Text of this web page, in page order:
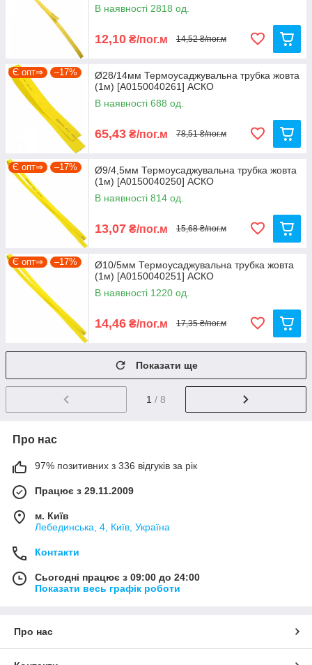
В наявності 2818 од.
12,10 ₴/пог.м 14,52 ₴/пог.м
Є опт⇒ –17%
Ø28/14мм Термоусаджувальна трубка жовта
(1м) [A0150040261] АСКО
В наявності 688 од.
65,43 ₴/пог.м 78,51 ₴/пог.м
Є опт⇒ –17%
Ø9/4,5мм Термоусаджувальна трубка жовта
(1м) [A0150040250] АСКО
В наявності 814 од.
13,07 ₴/пог.м 15,68 ₴/пог.м
Є опт⇒ –17%
Ø10/5мм Термоусаджувальна трубка жовта
(1м) [A0150040251] АСКО
В наявності 1220 од.
14,46 ₴/пог.м 17,35 ₴/пог.м
Показати ще
1 / 8
Про нас
97% позитивних з 336 відгуків за рік
Працює з 29.11.2009
м. Київ
Лебединська, 4, Київ, Україна
Контакти
Сьогодні працює з 09:00 до 24:00
Показати весь графік роботи
Про нас